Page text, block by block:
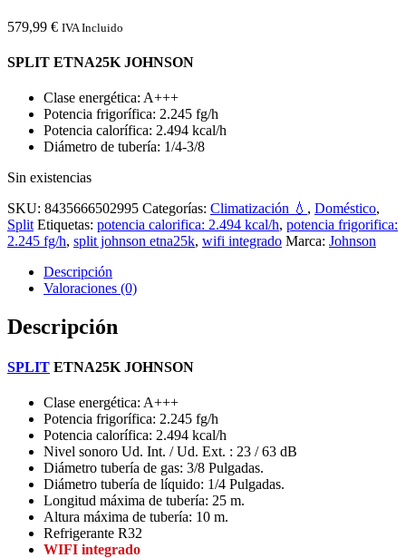
579,99 € IVA Incluido
SPLIT ETNA25K JOHNSON
Clase energética: A+++
Potencia frigorífica: 2.245 fg/h
Potencia calorífica: 2.494 kcal/h
Diámetro de tubería: 1/4-3/8
Sin existencias
SKU: 8435666502995 Categorías: Climatización 💧 , Doméstico,
Split Etiquetas: potencia calorifica: 2.494 kcal/h, potencia frigorifica:
2.245 fg/h, split johnson etna25k, wifi integrado Marca: Johnson
Descripción
Valoraciones (0)
Descripción
SPLIT ETNA25K JOHNSON
Clase energética: A+++
Potencia frigorífica: 2.245 fg/h
Potencia calorífica: 2.494 kcal/h
Nivel sonoro Ud. Int. / Ud. Ext. : 23 / 63 dB
Diámetro tubería de gas: 3/8 Pulgadas.
Diámetro tubería de líquido: 1/4 Pulgadas.
Longitud máxima de tubería: 25 m.
Altura máxima de tubería: 10 m.
Refrigerante R32
WIFI integrado